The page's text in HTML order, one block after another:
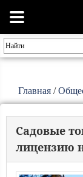
Главная /
Садовые
лицензию